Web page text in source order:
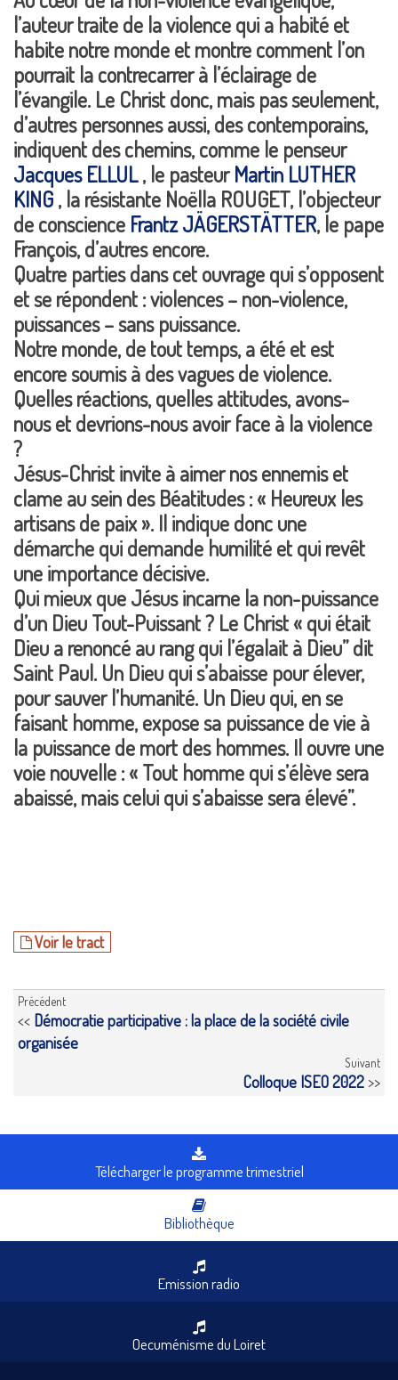
l’auteur traite de la violence qui a habité et
habite notre monde et montre comment l’on
pourrait la contrecarrer à l’éclairage de
l’évangile. Le Christ donc, mais pas seulement,
d’autres personnes aussi, des contemporains,
indiquent des chemins, comme le penseur
Jacques ELLUL, le pasteurMartin LUTHER
KING, la résistante Noëlla ROUGET, l’objecteur
de conscience Frantz JÄGERSTÄTTER, le pape
François, d’autres encore.
Quatre parties dans cet ouvrage qui s’opposent
et se répondent : violences – non-violence,
puissances – sans puissance.
Notre monde, de tout temps, a été et est
encore soumis à des vagues de violence.
Quelles réactions, quelles attitudes, avons-
nous et devrions-nous avoir face à la violence
?
Jésus-Christ invite à aimer nos ennemis et
clame au sein des Béatitudes : « Heureux les
artisans de paix ». Il indique donc une
démarche qui demande humilité et qui revêt
une importance décisive.
Qui mieux que Jésus incarne la non-puissance
d’un Dieu Tout-Puissant ? Le Christ « qui était
Dieu a renoncé au rang qui l’égalait à Dieu” dit
Saint Paul. Un Dieu qui s’abaisse pour élever,
pour sauver l’humanité. Un Dieu qui, en se
faisant homme, expose sa puissance de vie à
la puissance de mort des hommes. Il ouvre une
voie nouvelle : « Tout homme qui s’élève sera
abaissé, mais celui qui s’abaisse sera élevé”.
Voir le tract
Précédent
<< Démocratie participative : la place de la société civile
organisée
Suivant
Colloque ISEO 2022 >>
Télécharger le programme trimestriel
Bibliothèque
Emission radio
Oecuménisme du Loiret